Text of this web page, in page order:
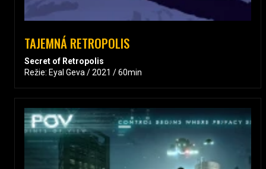
TAJEMNÁ RETROPOLIS
Secret of Retropolis
Režie: Eyal Geva / 2021 / 60min